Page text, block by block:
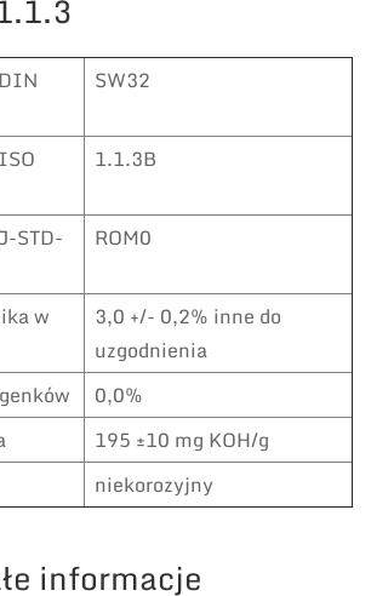
SW32
1.1.3B
STD-
ROM0
w
3,0 +/- 0,2% inne do
uzgodnienia
0,0%
195 ±10 mg KOH/g
niekorozyjny
informacje